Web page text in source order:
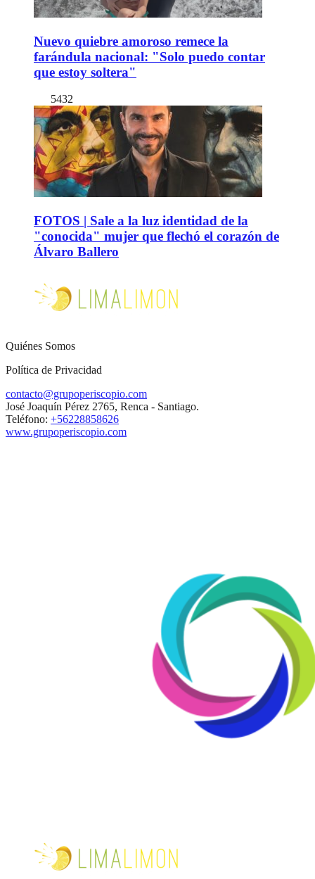
Nuevo quiebre amoroso remece la
farándula nacional: "Solo puedo contar
que estoy soltera"
5432
FOTOS | Sale a la luz identidad de la
"conocida" mujer que flechó el corazón de
Álvaro Ballero
Quiénes Somos
Política de Privacidad
contacto@grupoperiscopio.com
José Joaquín Pérez 2765, Renca - Santiago.
Teléfono: +56228858626
www.grupoperiscopio.com